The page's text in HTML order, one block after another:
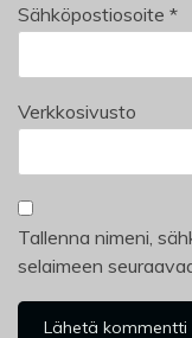
Sähköpostiosoite *
Verkkosivusto
Tallenna nimeni,
selaimeen